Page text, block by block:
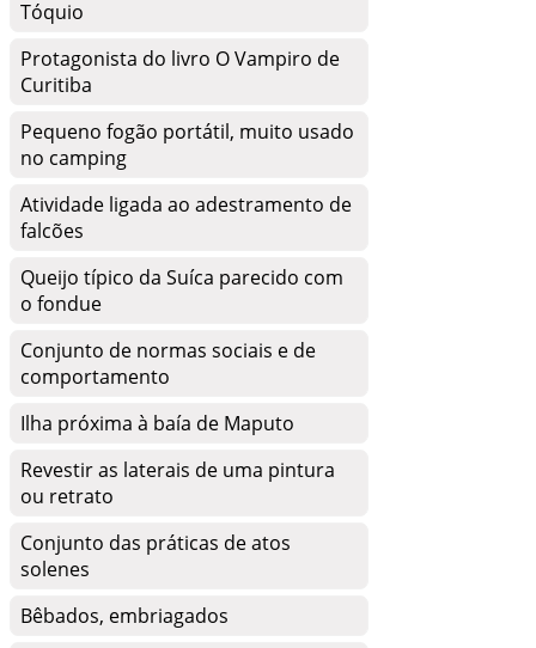
Tóquio
Protagonista do livro O Vampiro de
Curitiba
Pequeno fogão portátil, muito usado
no camping
Atividade ligada ao adestramento de
falcões
Queijo típico da Suíca parecido com
o fondue
Conjunto de normas sociais e de
comportamento
Ilha próxima à baía de Maputo
Revestir as laterais de uma pintura
ou retrato
Conjunto das práticas de atos
solenes
Bêbados, embriagados